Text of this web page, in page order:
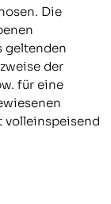
Die
geltenden
der
für eine
volleinspeisend